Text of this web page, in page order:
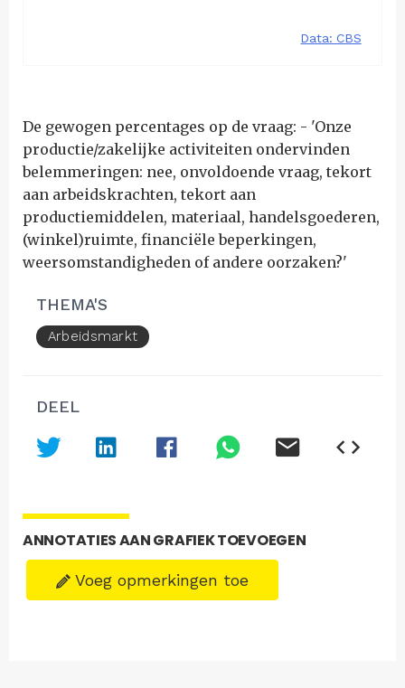
De gewogen percentages op de vraag: - 'Onze
productie/zakelijke activiteiten ondervinden
belemmeringen: nee, onvoldoende vraag, tekort
aan arbeidskrachten, tekort aan
productiemiddelen, materiaal, handelsgoederen,
(winkel)ruimte, financiële beperkingen,
weersomstandigheden of andere oorzaken?'
THEMA'S
Arbeidsmarkt
DEEL
ANNOTATIES AAN GRAFIEK TOEVOEGEN
Voeg opmerkingen toe